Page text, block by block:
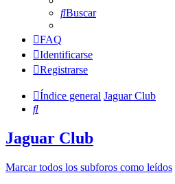
Buscar
FAQ
Identificarse
Registrarse
Índice general Jaguar Club
Buscar
Jaguar Club
Marcar todos los subforos como leídos